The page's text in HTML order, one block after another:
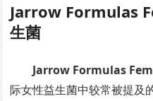
Jarrow Formulas
生菌
Jarrow Formulas
际女性益生菌中较常被提及